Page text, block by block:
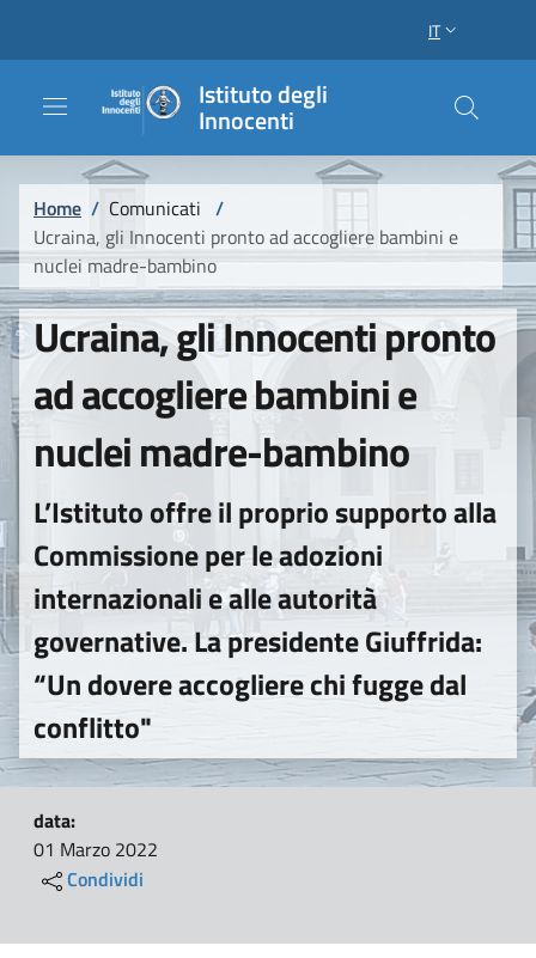
SELETTORE
IT
Istituto degli
Innocenti
Briciole di pane
Home / Comunicati /
Ucraina, gli Innocenti pronto ad accogliere bambini e
nuclei madre-bambino
Ucraina, gli Innocenti pronto
ad accogliere bambini e
nuclei madre-bambino
L’Istituto offre il proprio supporto alla
Commissione per le adozioni
internazionali e alle autorità
governative. La presidente Giuffrida:
“Un dovere accogliere chi fugge dal
conflitto"
data:
01 Marzo 2022
Condividi